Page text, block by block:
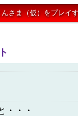
さま（仮）をプレイ
・・・